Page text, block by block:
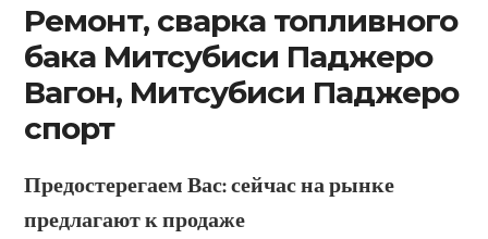
Ремонт, сварка топливного
бака Митсубиси Паджеро
Вагон, Митсубиси Паджеро
спорт
Предостерегаем Вас: сейчас на рынке
предлагают к продаже